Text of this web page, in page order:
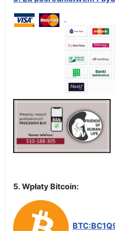
5. Wpłaty Bitcoin: